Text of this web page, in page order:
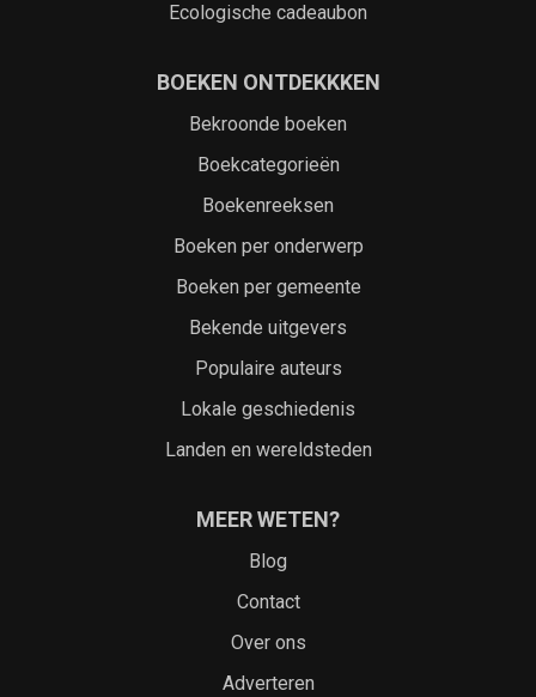
Ecologische cadeaubon
BOEKEN ONTDEKKKEN
Bekroonde boeken
Boekcategorieën
Boekenreeksen
Boeken per onderwerp
Boeken per gemeente
Bekende uitgevers
Populaire auteurs
Lokale geschiedenis
Landen en wereldsteden
MEER WETEN?
Blog
Contact
Over ons
Adverteren